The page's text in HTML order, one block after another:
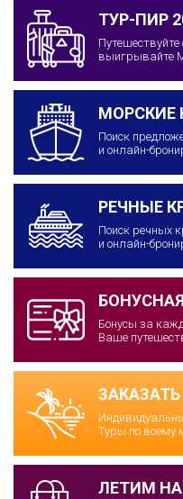
ТУР-ПИР
выигрывайте
МОРСКИЕ
Поиск
и онлайн-
РЕЧНЫЕ
Поиск речных
и онлайн-
Бонусы за
Ваше
ЗАКАЗАТЬ
Туры по всему
ЛЕТИМ